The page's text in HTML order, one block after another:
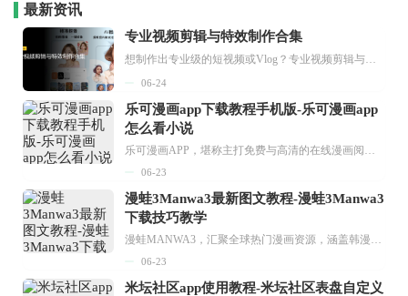
最新资讯
专业视频剪辑与特效制作合集
想制作出专业级的短视频或Vlog？专业视频剪辑与特效制作大全专题为你提供了从剪辑、抠像到特效包装的全套解决方案。无论是添加炫酷的片头、进行精准的视频抠图，还是制...
06-24
乐可漫画app下载教程手机版-乐可漫画app
怎么看小说
乐可漫画APP，堪称主打免费与高清的在线漫画阅读神器。其官方版提供海量完整版漫画资源，无论是国内漫画，还是日漫、韩漫、台漫、美漫等国外漫画，应有尽有，随时供你阅读。只需轻点一下，便能直接进入阅读界面。不仅如此，乐可漫画最新版本更新速度极快，在这里，你总能抢先看到全网一手漫画章节内容！...
06-23
漫蛙3Manwa3最新图文教程-漫蛙3Manwa3
下载技巧教学
漫蛙MANWA3，汇聚全球热门漫画资源，涵盖韩漫、欧美漫画、国漫等多种类型，题材丰富多样，全方位满足用户阅读喜好。它不仅是阅读平台，更是创作平台，为广大用户打造零门槛创作环境。...
06-23
米坛社区app使用教程-米坛社区表盘自定义